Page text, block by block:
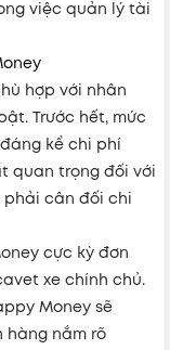
việc quản lý tài
hợp với nhân
Trước hết, mức
kể chi phí
quan trọng đối với
phải cân đối chi
cực kỳ đơn
xe chính chủ.
Money sẽ
hàng nắm rõ